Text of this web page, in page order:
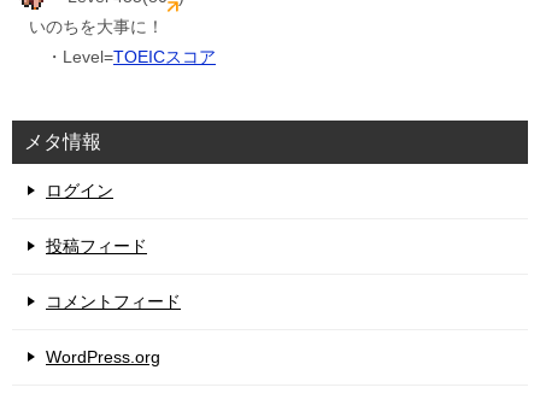
いのちを大事に！
・Level=TOEICスコア
メタ情報
ログイン
投稿フィード
コメントフィード
WordPress.org